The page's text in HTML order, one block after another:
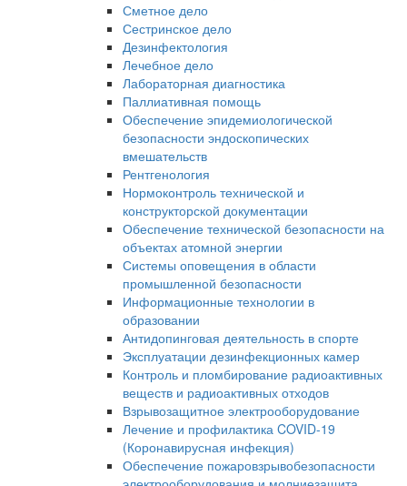
Сметное дело
Сестринское дело
Дезинфектология
Лечебное дело
Лабораторная диагностика
Паллиативная помощь
Обеспечение эпидемиологической
безопасности эндоскопических
вмешательств
Рентгенология
Нормоконтроль технической и
конструкторской документации
Обеспечение технической безопасности на
объектах атомной энергии
Системы оповещения в области
промышленной безопасности
Информационные технологии в
образовании
Антидопинговая деятельность в спорте
Эксплуатации дезинфекционных камер
Контроль и пломбирование радиоактивных
веществ и радиоактивных отходов
Взрывозащитное электрооборудование
Лечение и профилактика COVID-19
(Коронавирусная инфекция)
Обеспечение пожаровзрывобезопасности